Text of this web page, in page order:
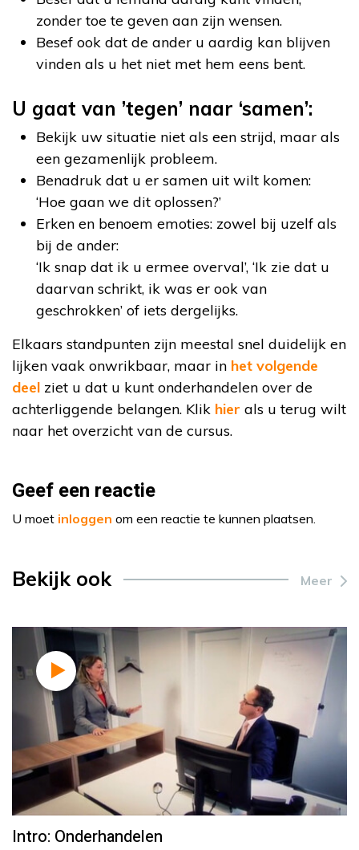
zonder toe te geven aan zijn wensen.
Besef ook dat de ander u aardig kan blijven
vinden als u het niet met hem eens bent.
U gaat van ’tegen’ naar ‘samen’:
Bekijk uw situatie niet als een strijd, maar als
een gezamenlijk probleem.
Benadruk dat u er samen uit wilt komen:
‘Hoe gaan we dit oplossen?’
Erken en benoem emoties: zowel bij uzelf als
bij de ander:
‘Ik snap dat ik u ermee overval’, ‘Ik zie dat u
daarvan schrikt, ik was er ook van
geschrokken’ of iets dergelijks.
Elkaars standpunten zijn meestal snel duidelijk en
lijken vaak onwrikbaar, maar in het volgende
deel ziet u dat u kunt onderhandelen over de
achterliggende belangen. Klik hier als u terug wilt
naar het overzicht van de cursus.
Geef een reactie
U moet inloggen om een reactie te kunnen plaatsen.
Bekijk ook Meer
Intro: Onderhandelen